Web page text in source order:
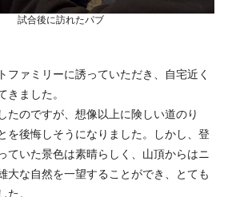
試合後に訪れたパブ
ファミリーに誘っていただき、自宅近く
きました。
たのですが、想像以上に険しい道のり
を後悔しそうになりました。しかし、登
ていた景色は素晴らしく、山頂からはニ
大な自然を一望することができ、とても
た。